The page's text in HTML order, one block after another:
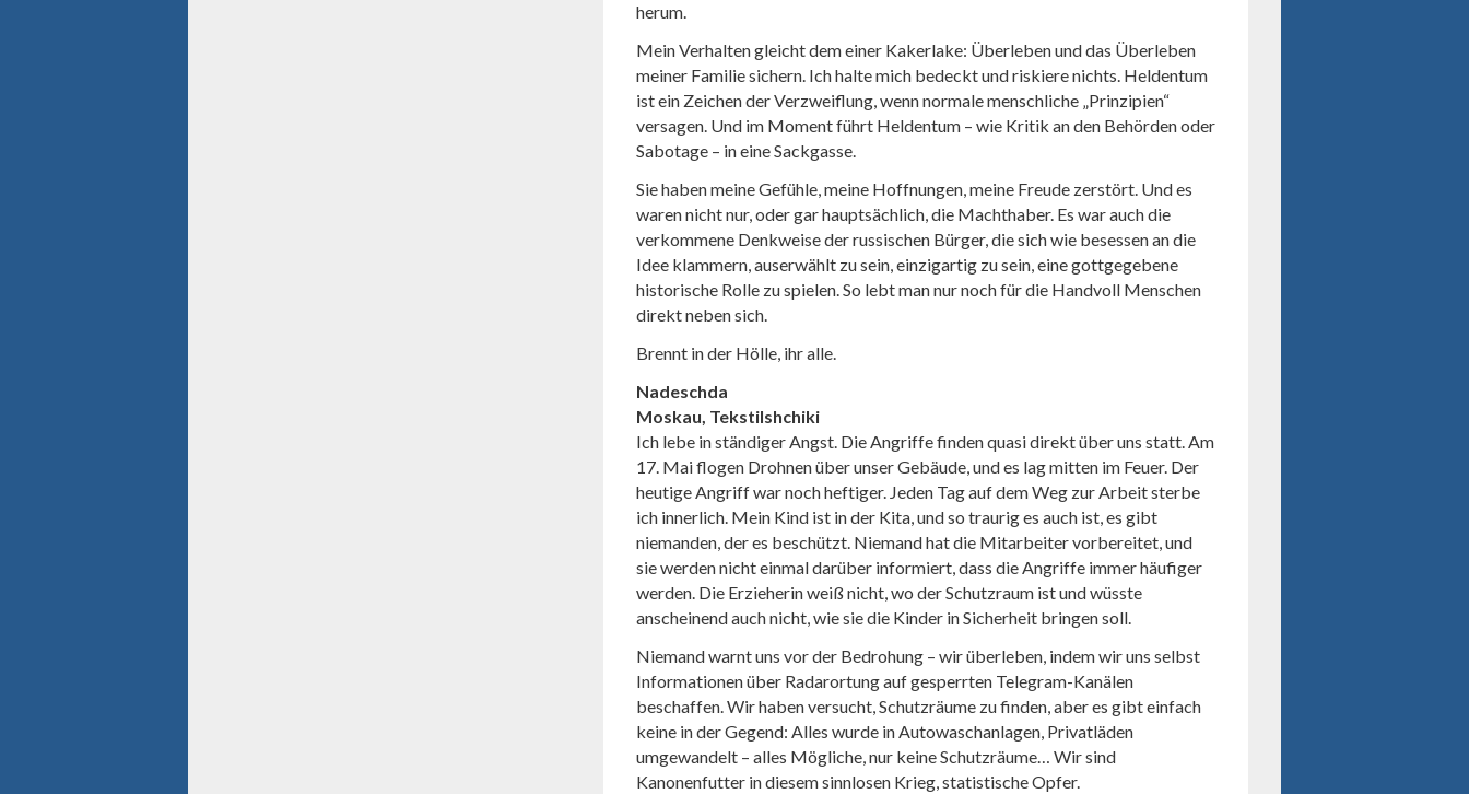
herum.
Mein Verhalten gleicht dem einer Kakerlake: Überleben und das Überleben
meiner Familie sichern. Ich halte mich bedeckt und riskiere nichts. Heldentum
ist ein Zeichen der Verzweiflung, wenn normale menschliche „Prinzipien“
versagen. Und im Moment führt Heldentum – wie Kritik an den Behörden oder
Sabotage – in eine Sackgasse.
Sie haben meine Gefühle, meine Hoffnungen, meine Freude zerstört. Und es
waren nicht nur, oder gar hauptsächlich, die Machthaber. Es war auch die
verkommene Denkweise der russischen Bürger, die sich wie besessen an die
Idee klammern, auserwählt zu sein, einzigartig zu sein, eine gottgegebene
historische Rolle zu spielen. So lebt man nur noch für die Handvoll Menschen
direkt neben sich.
Brennt in der Hölle, ihr alle.
Nadeschda
Moskau, Tekstilshchiki
Ich lebe in ständiger Angst. Die Angriffe finden quasi direkt über uns statt. Am
17. Mai flogen Drohnen über unser Gebäude, und es lag mitten im Feuer. Der
heutige Angriff war noch heftiger. Jeden Tag auf dem Weg zur Arbeit sterbe
ich innerlich. Mein Kind ist in der Kita, und so traurig es auch ist, es gibt
niemanden, der es beschützt. Niemand hat die Mitarbeiter vorbereitet, und
sie werden nicht einmal darüber informiert, dass die Angriffe immer häufiger
werden. Die Erzieherin weiß nicht, wo der Schutzraum ist und wüsste
anscheinend auch nicht, wie sie die Kinder in Sicherheit bringen soll.
Niemand warnt uns vor der Bedrohung – wir überleben, indem wir uns selbst
Informationen über Radarortung auf gesperrten Telegram-Kanälen
beschaffen. Wir haben versucht, Schutzräume zu finden, aber es gibt einfach
keine in der Gegend: Alles wurde in Autowaschanlagen, Privatläden
umgewandelt – alles Mögliche, nur keine Schutzräume… Wir sind
Kanonenfutter in diesem sinnlosen Krieg, statistische Opfer.